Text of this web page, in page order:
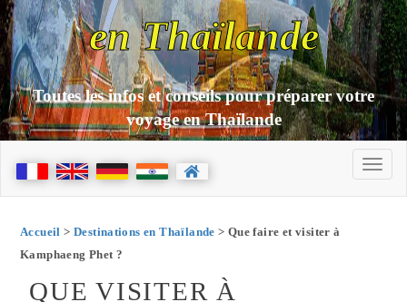
en Thaïlande
Toutes les infos et conseils pour préparer votre
voyage en Thaïlande
Accueil > Destinations en Thaïlande > Que faire et visiter à
Kamphaeng Phet ?
QUE VISITER À